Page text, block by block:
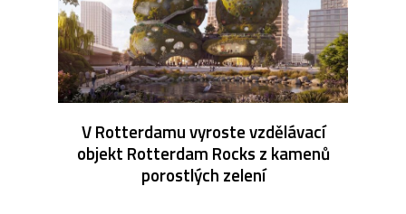
V Rotterdamu vyroste vzdělávací
objekt Rotterdam Rocks z kamenů
porostlých zelení